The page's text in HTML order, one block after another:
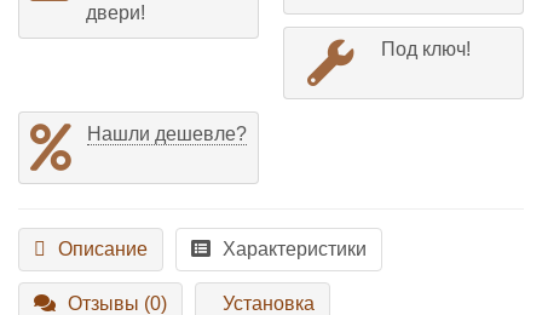
двери!
Под ключ!
Нашли дешевле?
Описание Характеристики
Отзывы (0) Установка